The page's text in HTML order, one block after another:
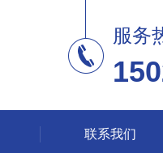
服务
联系我们